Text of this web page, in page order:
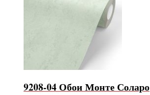
9208-04 Обои Монте Соларо